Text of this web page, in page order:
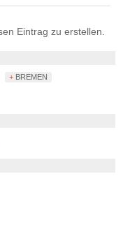
Eintrag zu erstellen.
+ BREMEN